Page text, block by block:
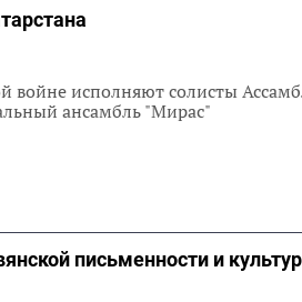
войне исполняют солисты
ансамбль "Мирас"
письменности и